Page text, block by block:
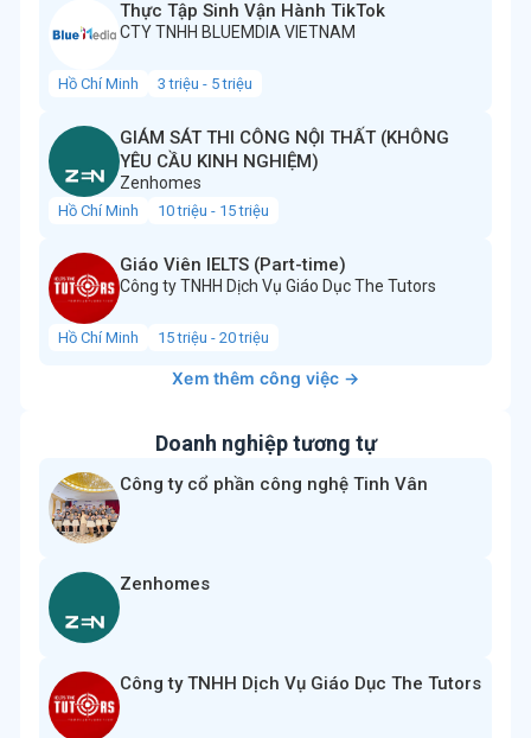
Thực Tập Sinh Vận Hành TikTok
CTY TNHH BLUEMDIA VIETNAM
Hồ Chí Minh 3 triệu - 5 triệu
GIÁM SÁT THI CÔNG NỘI THẤT (KHÔNG
YÊU CẦU KINH NGHIỆM)
Zenhomes
Hồ Chí Minh 10 triệu - 15 triệu
Giáo Viên IELTS (Part-time)
Công ty TNHH Dịch Vụ Giáo Dục The Tutors
Hồ Chí Minh 15 triệu - 20 triệu
Xem thêm công việc →
Doanh nghiệp tương tự
Công ty cổ phần công nghệ Tinh Vân
Zenhomes
Công ty TNHH Dịch Vụ Giáo Dục The Tutors